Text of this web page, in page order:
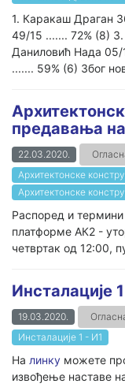
1. Каракаш Драган
49/15 ....... 72% (8)
Даниловић Нада
....... 59% (6) Због
предавања
22.03.2020.
Архитектонске
Архитектонске
Распоред и
платформе АК2 -
четвртак од 12:00,
Инсталације
19.03.2020.
Инсталације 1 - И1
На линку можете
извођење наставе